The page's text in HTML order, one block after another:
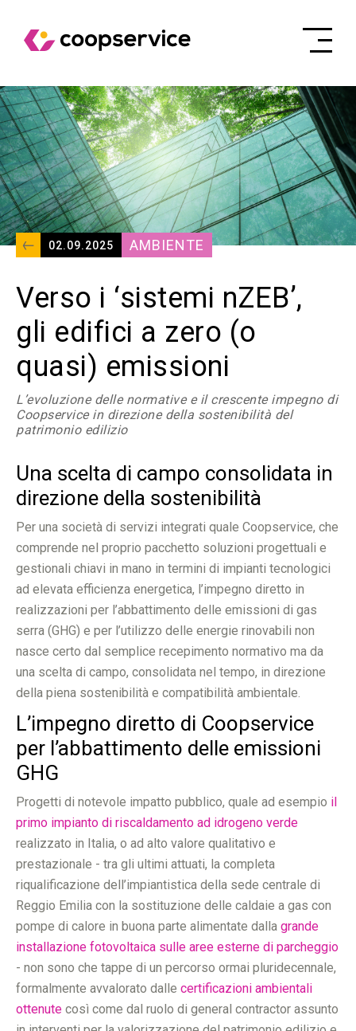
02.09.2025 AMBIENTE
Verso i ‘sistemi nZEB’,
gli edifici a zero (o
quasi) emissioni
L’evoluzione delle normative e il crescente impegno di
Coopservice in direzione della sostenibilità del
patrimonio edilizio
Una scelta di campo consolidata in
direzione della sostenibilità
Per una società di servizi integrati quale Coopservice, che
comprende nel proprio pacchetto soluzioni progettuali e
gestionali chiavi in mano in termini di impianti tecnologici
ad elevata efficienza energetica, l’impegno diretto in
realizzazioni per l’abbattimento delle emissioni di gas
serra (GHG) e per l’utilizzo delle energie rinovabili non
nasce certo dal semplice recepimento normativo ma da
una scelta di campo, consolidata nel tempo, in direzione
della piena sostenibilità e compatibilità ambientale.
L’impegno diretto di Coopservice
per l’abbattimento delle emissioni
GHG
Progetti di notevole impatto pubblico, quale ad esempio il
primo impianto di riscaldamento ad idrogeno verde
realizzato in Italia, o ad alto valore qualitativo e
prestazionale - tra gli ultimi attuati, la completa
riqualificazione dell’impiantistica della sede centrale di
Reggio Emilia con la sostituzione delle caldaie a gas con
pompe di calore in buona parte alimentate dalla grande
installazione fotovoltaica sulle aree esterne di parcheggio
- non sono che tappe di un percorso ormai pluridecennale,
formalmente avvalorato dalle certificazioni ambientali
ottenute così come dal ruolo di general contractor assunto